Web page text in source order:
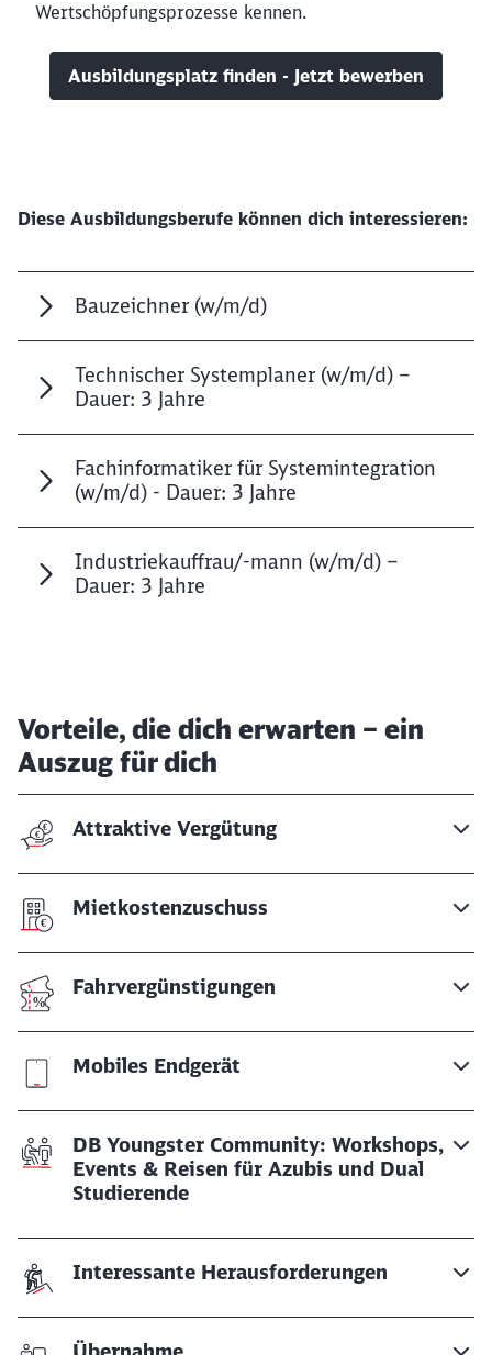
Wertschöpfungsprozesse kennen.
Ausbildungsplatz finden - Jetzt bewerben
Diese Ausbildungsberufe können dich interessieren:
Bauzeichner (w/m/d)
Technischer Systemplaner (w/m/d) –
Dauer: 3 Jahre
Fachinformatiker für Systemintegration
(w/m/d) - Dauer: 3 Jahre
Industriekauffrau/-mann (w/m/d) –
Dauer: 3 Jahre
Vorteile, die dich erwarten – ein
Auszug für dich
Attraktive Vergütung
Mietkostenzuschuss
Fahrvergünstigungen
Mobiles Endgerät
DB Youngster Community: Workshops,
Events & Reisen für Azubis und Dual
Studierende
Interessante Herausforderungen